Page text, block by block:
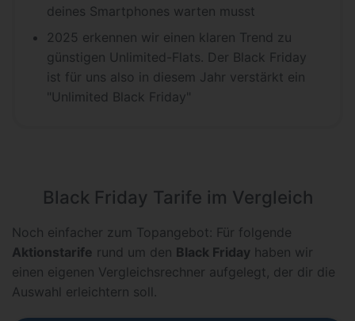
deines Smartphones warten musst
2025 erkennen wir einen klaren Trend zu
günstigen Unlimited-Flats. Der Black Friday
ist für uns also in diesem Jahr verstärkt ein
"Unlimited Black Friday"
Black Friday Tarife im Vergleich
Noch einfacher zum Topangebot: Für folgende
Aktionstarife rund um den Black Friday haben wir
einen eigenen Vergleichsrechner aufgelegt, der dir die
Auswahl erleichtern soll.